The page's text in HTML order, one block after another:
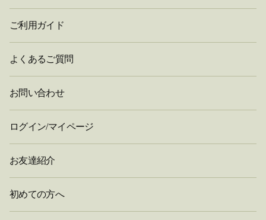
ご利用ガイド
よくあるご質問
お問い合わせ
ログイン/マイページ
お友達紹介
初めての方へ